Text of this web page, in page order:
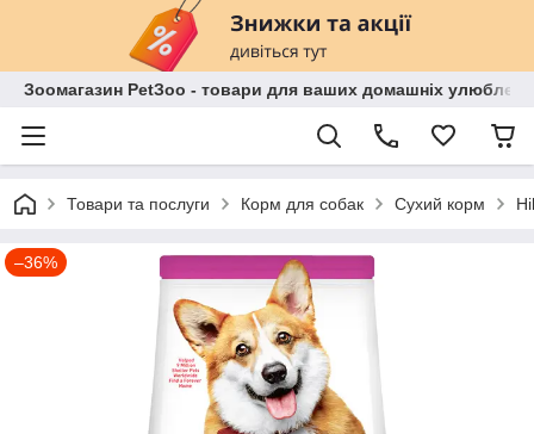
Зоомагазин PetЗoo - товари для ваших домашніх
Товари та послуги Корм для собак Сухий корм
–36%